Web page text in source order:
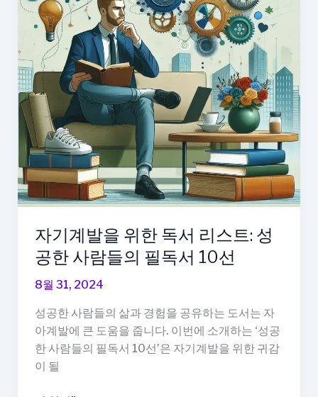
생
을
바
꾸
는
법
자기계발을 위한 독서 리스트: 성
공한 사람들의 필독서 10선
8월 31, 2024
성공한 사람들의 삶과 경험을 공유하는 도서는 자
아계발에 큰 도움을 줍니다. 이번에 소개하는 ‘성공
한 사람들의 필독서 10선’은 자기계발을 위한 귀감
이 될